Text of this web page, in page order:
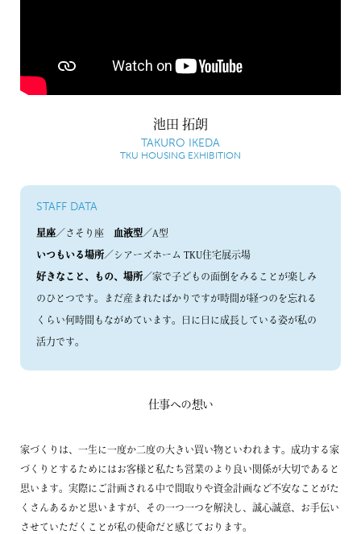
池田 拓朗
TAKURO IKEDA
TKU HOUSING EXHIBITION
STAFF DATA
星座／さそり座 血液型／A型
いつもいる場所／シアーズホーム TKU住宅展示場
好きなこと、もの、場所／家で子どもの面倒をみることが楽しみ
のひとつです。まだ産まれたばかりですが時間が経つのを忘れる
くらい何時間もながめています。日に日に成長している姿が私の
活力です。
仕事への想い
家づくりは、一生に一度か二度の大きい買い物といわれます。成功する家
づくりとするためにはお客様と私たち営業のより良い関係が大切であると
思います。実際にご計画される中で間取りや資金計画など不安なことがた
くさんあるかと思いますが、その一つ一つを解決し、誠心誠意、お手伝い
させていただくことが私の使命だと感じております。